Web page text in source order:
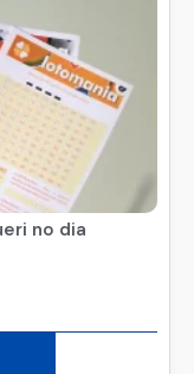
no dia